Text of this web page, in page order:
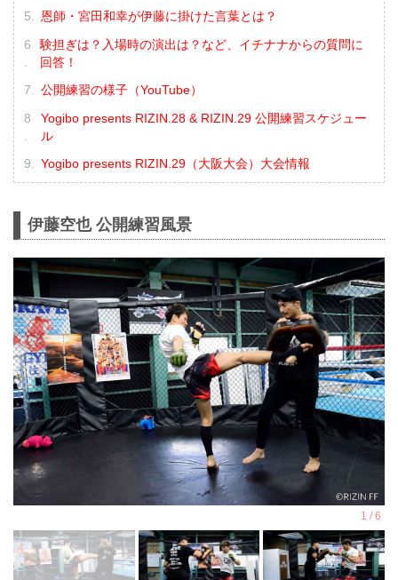
恩師・宮田和幸が伊藤に掛けた言葉とは？
験担ぎは？入場時の演出は？など、イチナナからの質問に
回答！
公開練習の様子（YouTube）
Yogibo presents RIZIN.28 & RIZIN.29 公開練習スケジュー
ル
Yogibo presents RIZIN.29（大阪大会）大会情報
伊藤空也 公開練習風景